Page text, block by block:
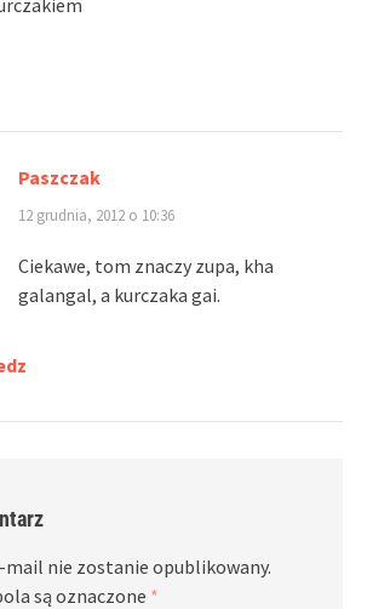
Paszczak
12 grudnia, 2012 o 10:36
Ciekawe, tom znaczy zupa, kha
galangal, a kurczaka gai.
mail nie zostanie opublikowany.
są oznaczone *